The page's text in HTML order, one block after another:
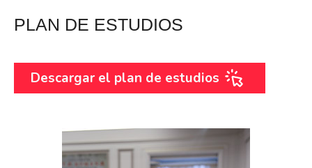
PLAN DE ESTUDIOS
Descargar el plan de estudios